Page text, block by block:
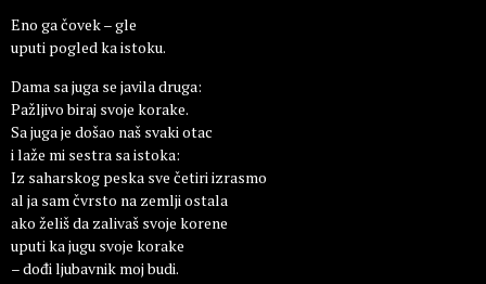
Eno ga čovek – gle
uputi pogled ka istoku.
Dama sa juga se javila druga:
Pažljivo biraj svoje korake.
Sa juga je došao naš svaki otac
i laže mi sestra sa istoka:
Iz saharskog peska sve četiri izrasmo
al ja sam čvrsto na zemlji ostala
ako želiš da zalivaš svoje korene
uputi ka jugu svoje korake
– dođi ljubavnik moj budi.